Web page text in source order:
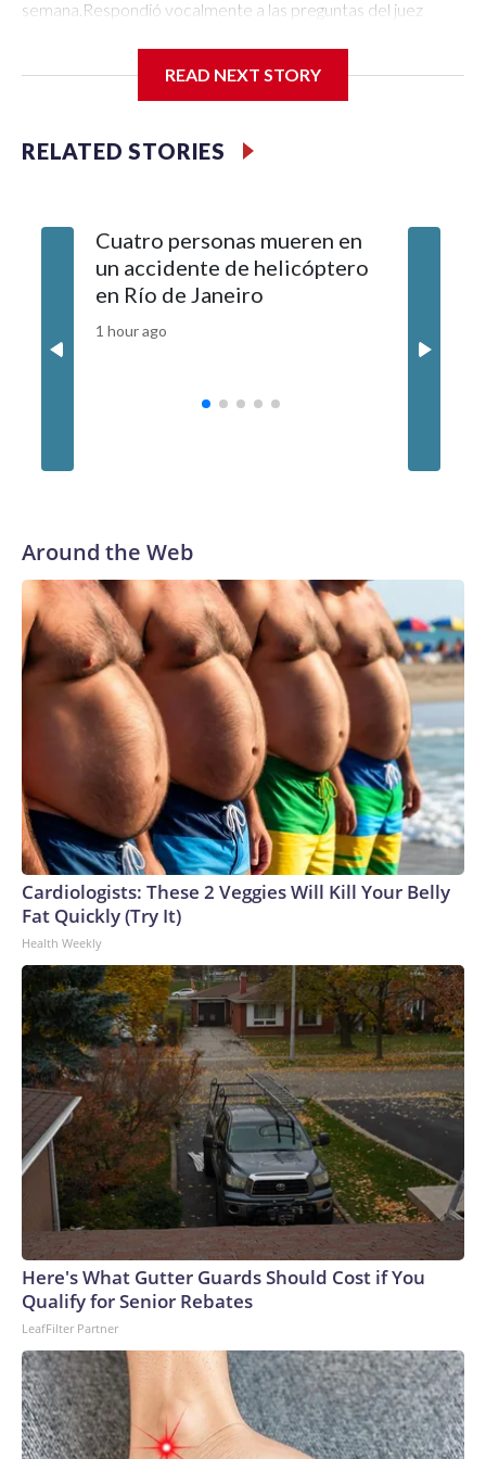
READ NEXT STORY
RELATED STORIES
Cuatro personas mueren en
un accidente de helicóptero
en Río de Janeiro
1 hour ago
2 hours
Around the Web
Cardiologists: These 2 Veggies Will Kill Your Belly
Fat Quickly (Try It)
Health Weekly
Here's What Gutter Guards Should Cost if You
Qualify for Senior Rebates
LeafFilter Partner